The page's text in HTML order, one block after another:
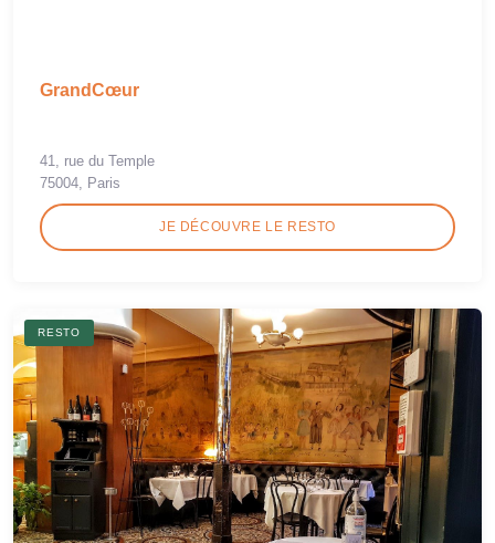
GrandCœur
41, rue du Temple
75004, Paris
JE DÉCOUVRE LE RESTO
RESTO